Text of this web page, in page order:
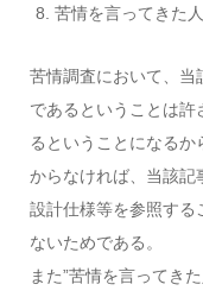
苦情を言ってきた
苦情調査において、当
であるということは許
るということになる
からなければ、当該記
設計仕様等を参照する
ないためである。
また”苦情を言ってき